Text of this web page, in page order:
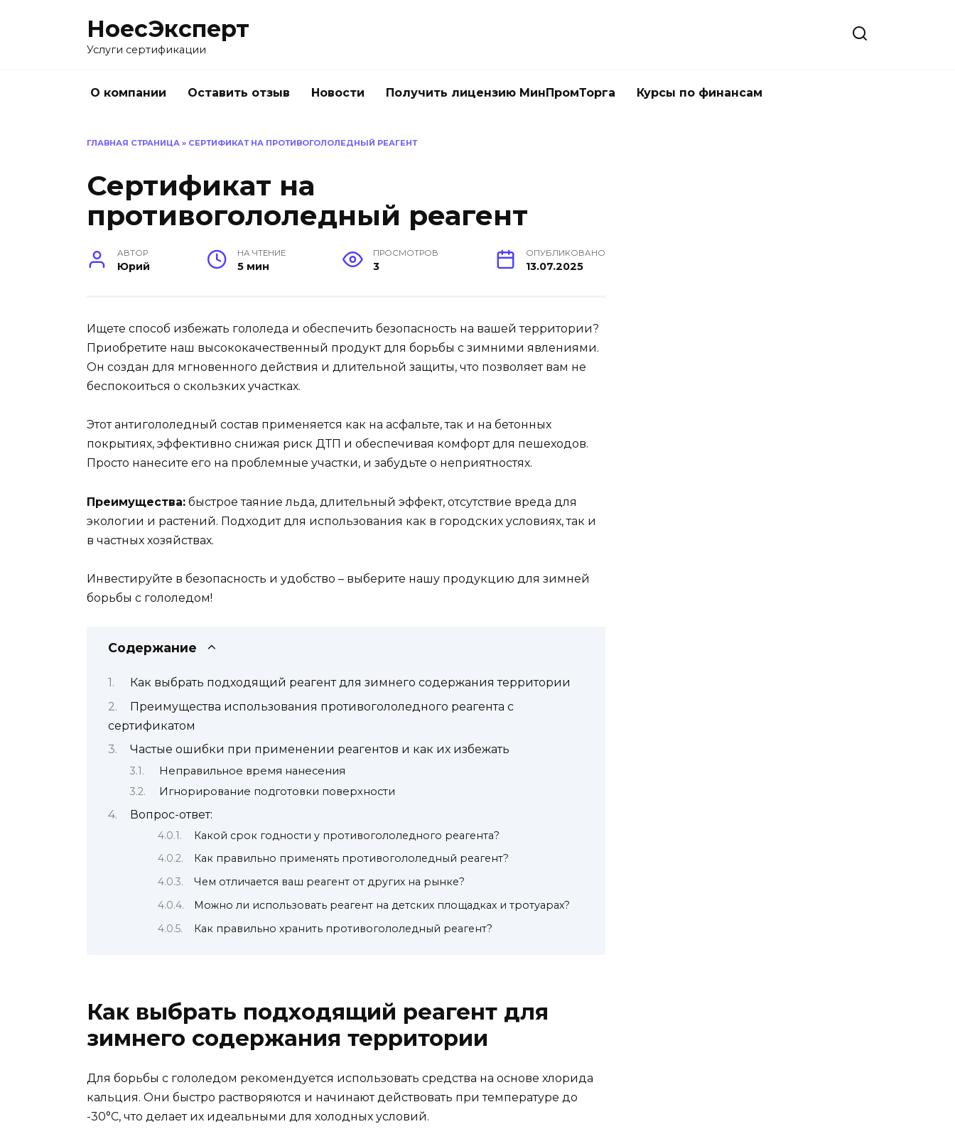
НоесЭксперт
Услуги сертификации
О компании Оставить отзыв Новости Получить лицензию МинПромТорга Курсы по финансам
ГЛАВНАЯ СТРАНИЦА » СЕРТИФИКАТ НА ПРОТИВОГОЛОЛЕДНЫЙ РЕАГЕНТ
Сертификат на
противогололедный реагент
АВТОР
Юрий
НА ЧТЕНИЕ
5 мин
ПРОСМОТРОВ
3
ОПУБЛИКОВАНО
13.07.2025
Ищете способ избежать гололеда и обеспечить безопасность на вашей территории?
Приобретите наш высококачественный продукт для борьбы с зимними явлениями.
Он создан для мгновенного действия и длительной защиты, что позволяет вам не
беспокоиться о скользких участках.
Этот антигололедный состав применяется как на асфальте, так и на бетонных
покрытиях, эффективно снижая риск ДТП и обеспечивая комфорт для пешеходов.
Просто нанесите его на проблемные участки, и забудьте о неприятностях.
Преимущества: быстрое таяние льда, длительный эффект, отсутствие вреда для
экологии и растений. Подходит для использования как в городских условиях, так и
в частных хозяйствах.
Инвестируйте в безопасность и удобство – выберите нашу продукцию для зимней
борьбы с гололедом!
Содержание
Как выбрать подходящий реагент для зимнего содержания территории
Преимущества использования противогололедного реагента с
сертификатом
Частые ошибки при применении реагентов и как их избежать
Неправильное время нанесения
Игнорирование подготовки поверхности
Вопрос-ответ:
Какой срок годности у противогололедного реагента?
Как правильно применять противогололедный реагент?
Чем отличается ваш реагент от других на рынке?
Можно ли использовать реагент на детских площадках и тротуарах?
Как правильно хранить противогололедный реагент?
Как выбрать подходящий реагент для
зимнего содержания территории
Для борьбы с гололедом рекомендуется использовать средства на основе хлорида
кальция. Они быстро растворяются и начинают действовать при температуре до
-30°C, что делает их идеальными для холодных условий.